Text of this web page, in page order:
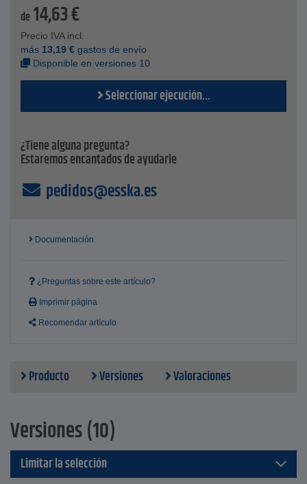
Datos tecnicos
no poroso
Portador de presión - Aramida
Capa exterior - EPDM reticulado con peróxido, negro, liso
Presión de trabajo hasta - 3 bar / 44 psi
Resistencia a la temperatura - de -40 °C a +135 °C
de 14,63€
Precio IVA incl.
más 13,19 € gastos de envío
Disponible en versiones 10
Seleccionar ejecución...
¿Tiene alguna pregunta?
Estaremos encantados de ayudarle
pedidos@esska.es
Documentación
¿Preguntas sobre este artículo?
Imprimir página
Recomendar artículo
Producto Versiones Valoraciones
Versiones (10)
Limitar la selección